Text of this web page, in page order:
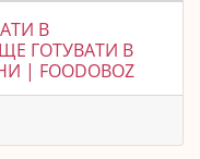
В
ГОТУВАТИ В
| FOODOBOZ